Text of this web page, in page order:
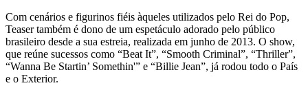
Com cenários e figurinos fiéis àqueles utilizados pelo Rei do Pop,
Teaser também é dono de um espetáculo adorado pelo público
brasileiro desde a sua estreia, realizada em junho de 2013. O show,
que reúne sucessos como “Beat It”, “Smooth Criminal”, “Thriller”,
“Wanna Be Startin’ Somethin'” e “Billie Jean”, já rodou todo o País
e o Exterior.